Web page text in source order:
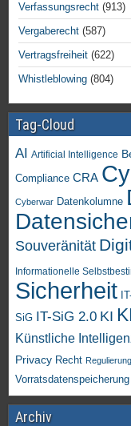
Verfassungsrecht (913)
Vergaberecht (587)
Vertragsfreiheit (622)
Whistleblowing (804)
Tag-Cloud
AI Artificial Intelligence
Compliance CRA
Cyberwar Datenkolumne
Souveränität
Informationelle
Sicherheit
SiG IT-SiG 2.0 KI
Künstliche
Privacy Recht Regulierung
Vorratsdatenspeicherung
Archiv